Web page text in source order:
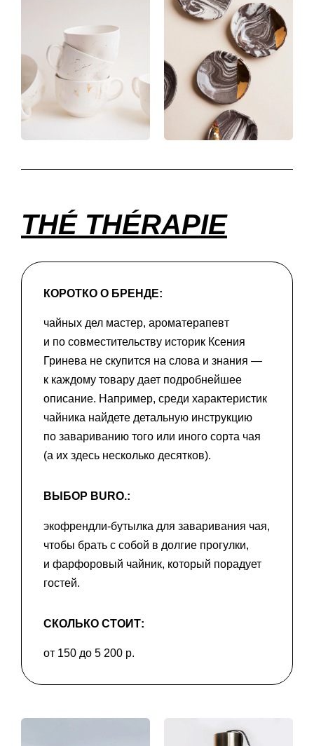
THÉ THÉRAPIE
КОРОТКО О БРЕНДЕ:
чайных дел мастер, ароматерапевт
и по совместительству историк Ксения
Гринева не скупится на слова и знания —
к каждому товару дает подробнейшее
описание. Например, среди характеристик
чайника найдете детальную инструкцию
по завариванию того или иного сорта чая
(а их здесь несколько десятков).
ВЫБОР BURO.:
экофрендли-бутылка для заваривания чая,
чтобы брать с собой в долгие прогулки,
и фарфоровый чайник, который порадует
гостей.
СКОЛЬКО СТОИТ:
от 150 до 5 200 р.